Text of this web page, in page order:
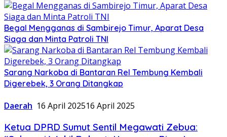
Begal Mengganas di Sambirejo Timur, Aparat Desa
Siaga dan Minta Patroli TNI
Sarang Narkoba di Bantaran Rel Tembung Kembali
Digerebek, 3 Orang Ditangkap
Daerah 16 April 202516 April 2025
Ketua DPRD Sumut Sentil Megawati Zebua: